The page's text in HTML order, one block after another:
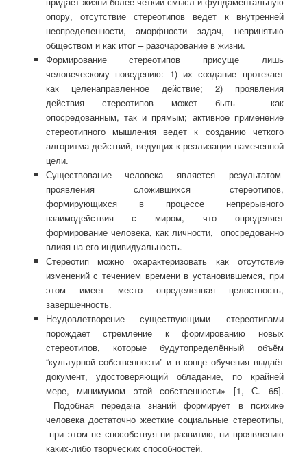
опору, отсутствие стереотипов ведет к внутренней
неопределенности, аморфности задач, непринятию
обществом и как итог – разочарование в жизни.
Формирование стереотипов присуще лишь
человеческому поведению: 1) их создание протекает
как целенаправленное действие; 2) проявления
действия стереотипов может быть как
опосредованным, так и прямым; активное применение
стереотипного мышления ведет к созданию четкого
алгоритма действий, ведущих к реализации намеченной
цели.
Существование человека является результатом
проявления сложившихся стереотипов,
формирующихся в процессе непрерывного
взаимодействия с миром, что определяет
формирование человека, как личности, опосредованно
влияя на его индивидуальность.
Стереотип можно охарактеризовать как отсутствие
изменений с течением времени в установившемся, при
этом имеет место определенная целостность,
завершенность.
Неудовлетворение существующими стереотипами
порождает стремление к формированию новых
стереотипов, которые будутопределённый объём
“культурной собственности” и в конце обучения выдаёт
документ, удостоверяющий обладание, по крайней
мере, минимумом этой собственности» [1, С. 65].
Подобная передача знаний формирует в психике
человека достаточно жесткие социальные стереотипы,
при этом не способствуя ни развитию, ни проявлению
каких-либо творческих способностей.